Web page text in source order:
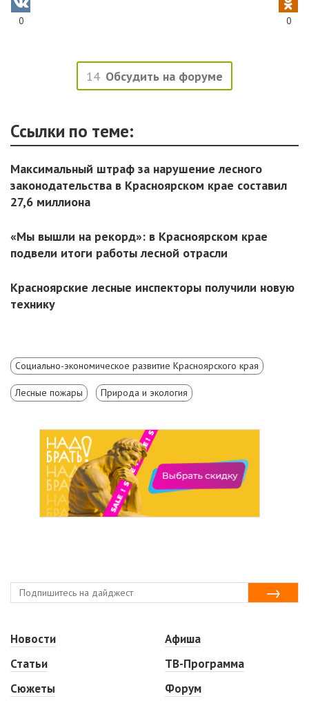
0 0
14 Обсудить на форуме
Ссылки по теме:
Максимальный штраф за нарушение лесного
законодательства в Красноярском крае составил
27,6 миллиона
«Мы вышли на рекорд»: в Красноярском крае
подвели итоги работы лесной отрасли
Красноярские лесные инспекторы получили новую
технику
Социально-экономическое развитие Красноярского края
Лесные пожары Природа и экология
Новости
Статьи
Сюжеты
Афиша
ТВ-Программа
Форум